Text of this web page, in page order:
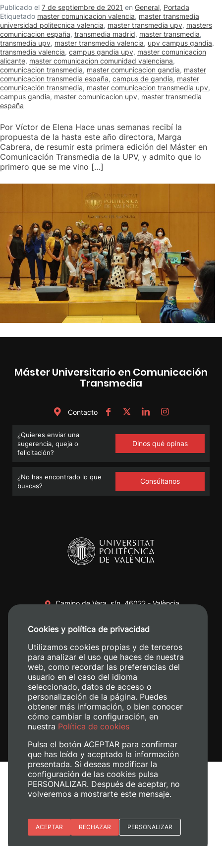
Publicado el 7 de septiembre de 2021 en General, Portada
Etiquetado master comunicacion valencia, master transmedia
universidad politecnica valencia, master transmedia upv, masters
comunicacion españa, transmedia madrid, master transmedia,
transmedia upv, master transmedia valencia, upv campus gandia,
transmedia valencia, campus gandia upv, master comunicacion
alicante, master comunicacion comunidad valenciana,
comunicacion transmedia, master comunicacion gandia, master
comunicacion transmedia españa, campus de gandia, master
comunicación transmedia, master comunicacion transmedia upv,
campus gandia, master comunicacion upv, master transmedia
españa
Por Víctor de Elena Hace unas semanas recibí la
propuesta de la hasta este año directora, Marga
Cabrera, de resumir esta primera edición del Máster en
Comunicación Transmedia de la UPV, y admito que lo
primero que se me vino […]
Máster Universitario en Comunicación
Transmedia
Contacto
¿Quieres enviar una
sugerencia, queja o
felicitación?
Dinos qué opinas
¿No has encontrado lo que
buscas?
Consúltanos
Camino de Vera, s/n. 46022 - València
+34 620 04 00 50
Aviso legal
Política de cookies
Gestionar cookies
Cookies y política de privacidad
Utilizamos cookies propias y de terceros
para analizar el uso que haces de nuestra
web, como recordar las preferencias del
usuario en el caso del idioma
seleccionado, datos de acceso o
personalización de la página. Puedes
obtener más información, o bien conocer
cómo cambiar la configuración, en
nuestra Política de cookies
Pulsa el botón ACEPTAR para confirmar
que has leído y aceptado la información
presentada. Si deseas modificar la
configuración de las cookies pulsa
PERSONALIZAR. Después de aceptar, no
volveremos a mostrarte este mensaje.
Esenciales
ACEPTAR RECHAZAR PERSONALIZAR